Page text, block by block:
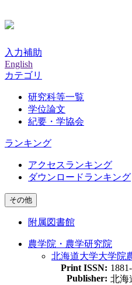
入力補助
English
カテゴリ
研究科等一覧
学位論文
紀要・学協会
ランキング
アクセスランキング
ダウンロードランキング
その他
附属図書館
農学院・農学研究院
北海道大学大学院
Print ISSN:
Publisher: 北海